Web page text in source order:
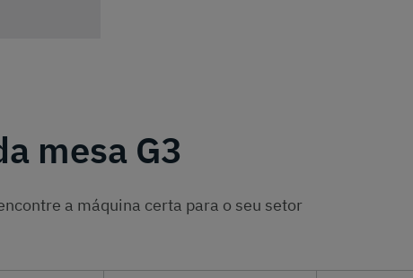
mesa G3
a máquina certa para o seu setor